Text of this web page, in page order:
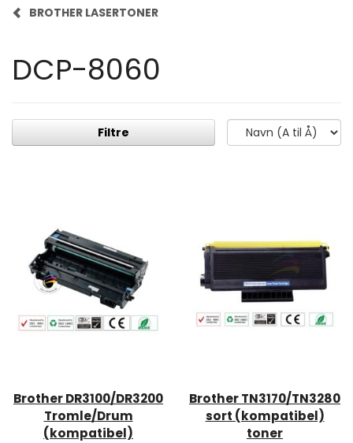
BROTHER LASERTONER
DCP-8060
Filtre
Brother DR3100/DR3200
Tromle/Drum
(kompatibel)
Brother TN3170/TN3280
sort (kompatibel)
toner